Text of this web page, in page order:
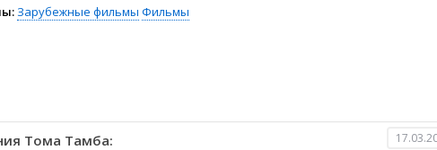
Зарубежные фильмы Фильмы
Тома Тамба: